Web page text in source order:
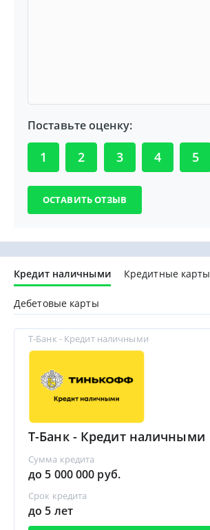
Поставьте оценку:
1 2 3 4 5
Кредит наличными Кредитные карты
Дебетовые карты
Т-Банк - Кредит наличными
Т-Банк - Кредит наличными
Сумма кредита
до 5 000 000 руб.
Срок кредита
до 5 лет